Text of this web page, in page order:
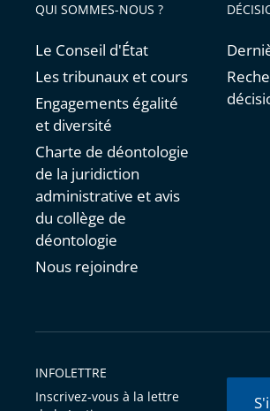
QUI SOMMES-NOUS ?
Le Conseil d'État
Les tribunaux et cours
Engagements égalité
et diversité
Charte de déontologie
de la juridiction
administrative et avis
du collège de
déontologie
Nous rejoindre
INFOLETTRE
Inscrivez-vous à la lettre